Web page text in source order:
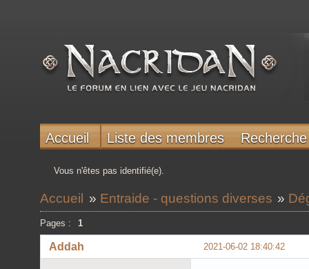
Accueil Liste des membres Recherche
Vous n'êtes pas identifié(e).
Accueil » Entraide - questions diverses »
Pages : 1
2021-06-02 18:40:42
Addah